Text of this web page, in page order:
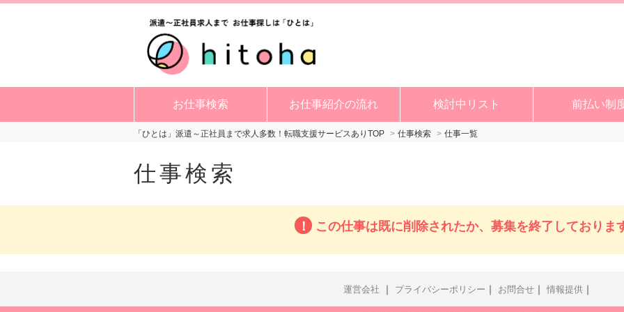
お仕事検索 お仕事紹介の流れ 検討中リスト 前払い制
「ひとは」派遣～正社員まで求人多数！転職支援サービスありTOP 仕事検索 仕事一覧
仕事検索
この仕事は既に削除されたか、募集を終了しておりま
運営会社 ｜ プライバシーポリシー ｜ お問合せ ｜ 情報提供 ｜